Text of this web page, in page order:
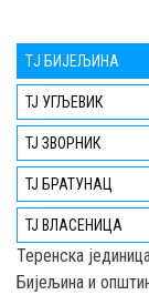
TЈ БИЈЕЉИНА
ТЈ УГЉЕВИК
ТЈ ЗВОРНИК
ТЈ БРАТУНАЦ
ТЈ ВЛАСЕНИЦА
Teренска
Бијељина и